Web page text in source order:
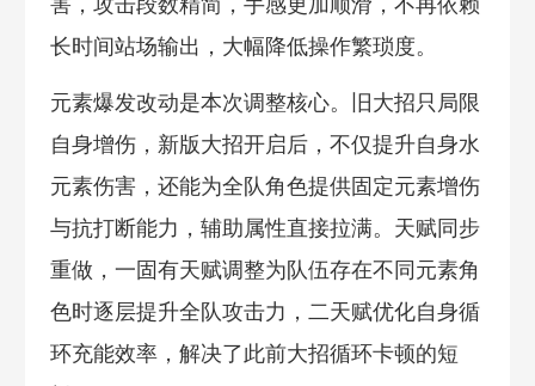
害，攻击段数精简，手感更加顺滑，不再依赖
长时间站场输出，大幅降低操作繁琐度。
元素爆发改动是本次调整核心。旧大招只局限
自身增伤，新版大招开启后，不仅提升自身水
元素伤害，还能为全队角色提供固定元素增伤
与抗打断能力，辅助属性直接拉满。天赋同步
重做，一固有天赋调整为队伍存在不同元素角
色时逐层提升全队攻击力，二天赋优化自身循
环充能效率，解决了此前大招循环卡顿的短